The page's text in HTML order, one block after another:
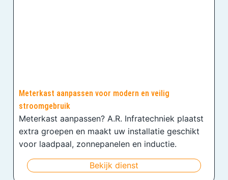
Meterkast aanpassen voor modern en veilig
stroomgebruik
Meterkast aanpassen? A.R. Infratechniek plaatst
extra groepen en maakt uw installatie geschikt
voor laadpaal, zonnepanelen en inductie.
Bekijk dienst